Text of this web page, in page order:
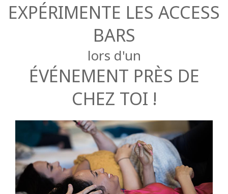
EXPÉRIMENTE LES ACCESS
BARS
lors d'un
ÉVÉNEMENT PRÈS DE
CHEZ TOI !